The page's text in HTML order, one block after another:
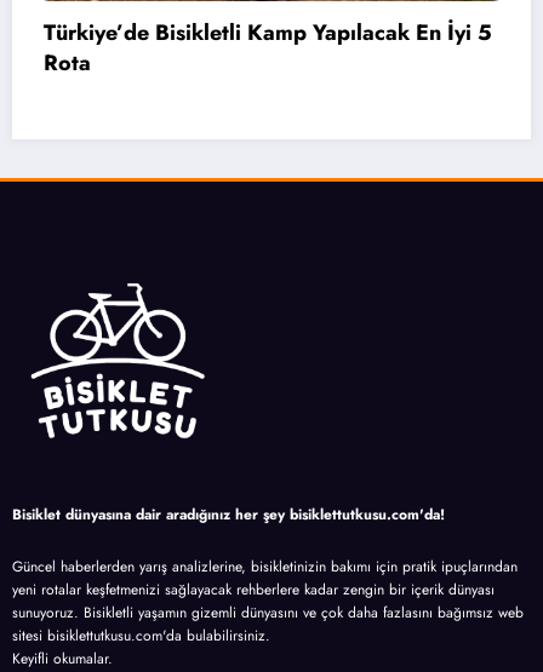
Bahçelievler’de 2 Bin 71 Öğrenciye
Bisiklet dünyasına dair aradığınız her şey bisiklettutkusu.com'da!
Güncel haberlerden yarış analizlerine, bisikletinizin bakımı için pratik ipuçlarından
yeni rotalar keşfetmenizi sağlayacak rehberlere kadar zengin bir içerik dünyası
sunuyoruz. Bisikletli yaşamın gizemli dünyasını ve çok daha fazlasını bağımsız web
sitesi bisiklettutkusu.com'da bulabilirsiniz.
Keyifli okumalar.